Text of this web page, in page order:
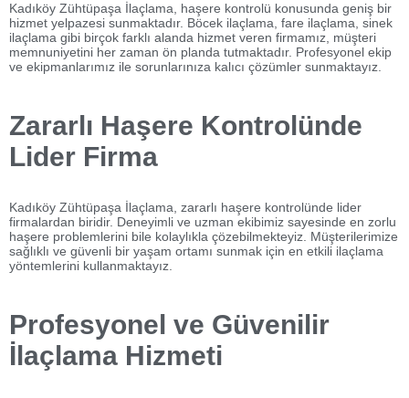
Kadıköy Zühtüpaşa İlaçlama, haşere kontrolü konusunda geniş bir
hizmet yelpazesi sunmaktadır. Böcek ilaçlama, fare ilaçlama, sinek
ilaçlama gibi birçok farklı alanda hizmet veren firmamız, müşteri
memnuniyetini her zaman ön planda tutmaktadır. Profesyonel ekip
ve ekipmanlarımız ile sorunlarınıza kalıcı çözümler sunmaktayız.
Zararlı Haşere Kontrolünde
Lider Firma
Kadıköy Zühtüpaşa İlaçlama, zararlı haşere kontrolünde lider
firmalardan biridir. Deneyimli ve uzman ekibimiz sayesinde en zorlu
haşere problemlerini bile kolaylıkla çözebilmekteyiz. Müşterilerimize
sağlıklı ve güvenli bir yaşam ortamı sunmak için en etkili ilaçlama
yöntemlerini kullanmaktayız.
Profesyonel ve Güvenilir
İlaçlama Hizmeti